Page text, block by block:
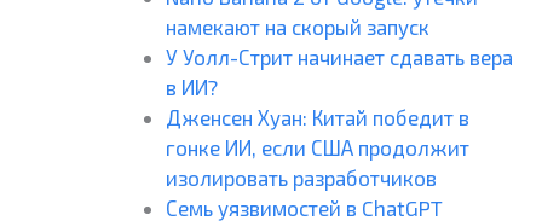
намекают на скорый запуск
У Уолл-Стрит начинает сдавать вера
в ИИ?
Дженсен Хуан: Китай победит в
гонке ИИ, если США продолжит
изолировать разработчиков
Семь уязвимостей в ChatGPT